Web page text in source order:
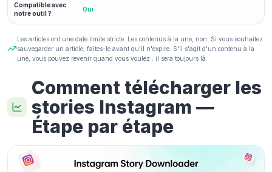
Compatible avec
notre outil ?
Oui
Les articles ont une date limite stricte. Les contenus à la une, non. Si vous souhaitez
sauvegarder un article, faites-le avant qu'il n'expire. S'il s'agit d'un contenu à la
une, vous pouvez revenir quand vous voulez : il sera toujours là.
Comment télécharger les
stories Instagram —
Étape par étape